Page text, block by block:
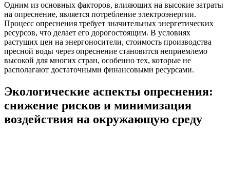
Одним из основных факторов, влияющих на высокие затраты
на опреснение, является потребление электроэнергии.
Процесс опреснения требует значительных энергетических
ресурсов, что делает его дорогостоящим. В условиях
растущих цен на энергоносители, стоимость производства
пресной воды через опреснение становится неприемлемо
высокой для многих стран, особенно тех, которые не
располагают достаточными финансовыми ресурсами.
Экологические аспекты опреснения:
снижение рисков и минимизация
воздействия на окружающую среду